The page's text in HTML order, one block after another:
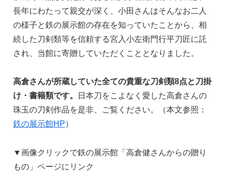
長年にわたって親交が深く、小田さんはそんなお二人
の様子と鉄の展示館の存在を知っていたことから、相
続した刀剣類等を信頼する宮入小左衛門行平刀匠に託
され、当館に寄贈していただくこととなりました。
高倉さんが所蔵していた全ての貴重な刀剣類8点と刀掛
け・書籍類です。
日本刀をこよなく愛した高倉さんの
珠玉の刀剣作品を是非、ご覧ください。（本文参照：
鉄の展示館HP）
▼画像クリックで鉄の展示館「高倉健さんからの贈り
もの」ページにリンク